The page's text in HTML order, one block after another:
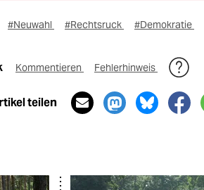
#Neuwahl #Rechtsruck #Demokratie
Kommentieren Fehlerhinweis
teilen